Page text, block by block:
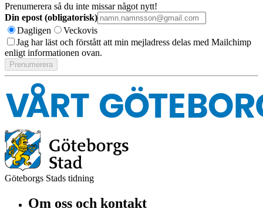
Prenumerera så du inte missar något nytt!
Din epost (obligatorisk)
Dagligen
Veckovis
Jag har läst och förstått att min mejladress delas med Mailchimp
enligt informationen ovan.
Göteborgs Stads tidning
Om oss och kontakt